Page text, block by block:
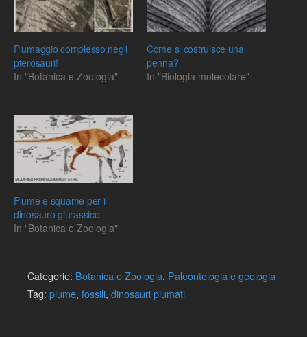
Piumaggio complesso negli
pterosauri!
In "Botanica e Zoologia"
Come si costruisce una
penna?
In "Biologia molecolare"
Piume e squame per il
dinosauro giurassico
In "Botanica e Zoologia"
Categorie: Botanica e Zoologia, Paleontologia e geologia
Tag: piume, fossili, dinosauri piumati